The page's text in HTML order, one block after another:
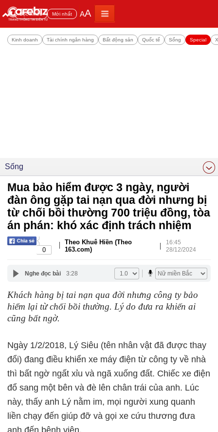
Đọc nhiều Mới nhất AA
Kinh doanh Tài chính ngân hàng Bất động sản Quốc tế Sống Special
Sống
Mua bảo hiểm được 3 ngày, người
đàn ông gặp tai nạn qua đời nhưng bị
từ chối bồi thường 700 triệu đồng, tòa
án phán: khó xác định trách nhiệm
0
|
Theo Khuê Hiền (Theo
163.com)
|
16:45
28/12/2024
Nghe đọc bài 3:28
Khách hàng bị tai nạn qua đời nhưng công ty bảo
hiểm lại từ chối bồi thường. Lý do đưa ra khiến ai
cũng bất ngờ.
Ngày 1/2/2018, Lý Siêu (tên nhân vật đã được thay
đổi) đang điều khiển xe máy điện từ công ty về nhà
thì bất ngờ ngất xỉu và ngã xuống đất. Chiếc xe điện
đổ sang một bên và đè lên chân trái của anh. Lúc
này, thấy anh Lý nằm im, mọi người xung quanh
liền chạy đến giúp đỡ và gọi xe cứu thương đưa
anh đến bệnh viện.